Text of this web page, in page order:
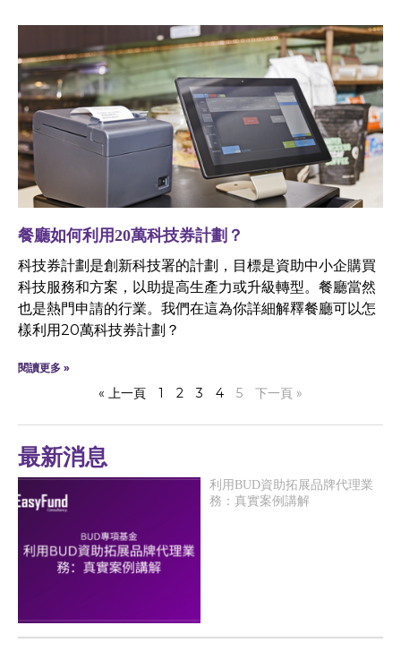
餐廳如何利用20萬科技券計劃？
科技券計劃是創新科技署的計劃，目標是資助中小企購買
科技服務和方案，以助提高生產力或升級轉型。餐廳當然
也是熱門申請的行業。我們在這為你詳細解釋餐廳可以怎
樣利用20萬科技券計劃？
閱讀更多 »
« 上一頁 1 2 3 4 5 下一頁 »
最新消息
利用BUD資助拓展品牌代理業
務：真實案例講解